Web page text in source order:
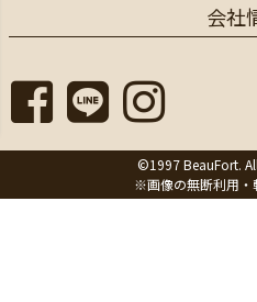
会社
©1997 BeauFort.
※画像の無断利用・